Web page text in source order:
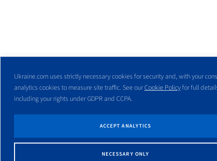
Ukraine.com uses strictly necessary cookies for security and, with your
analytics cookies to measure site traffic. See ourCookie Policyfor full
including your rights under GDPR and CCPA.
NECESSARY ONLY
ACCEPT ANALYTICS